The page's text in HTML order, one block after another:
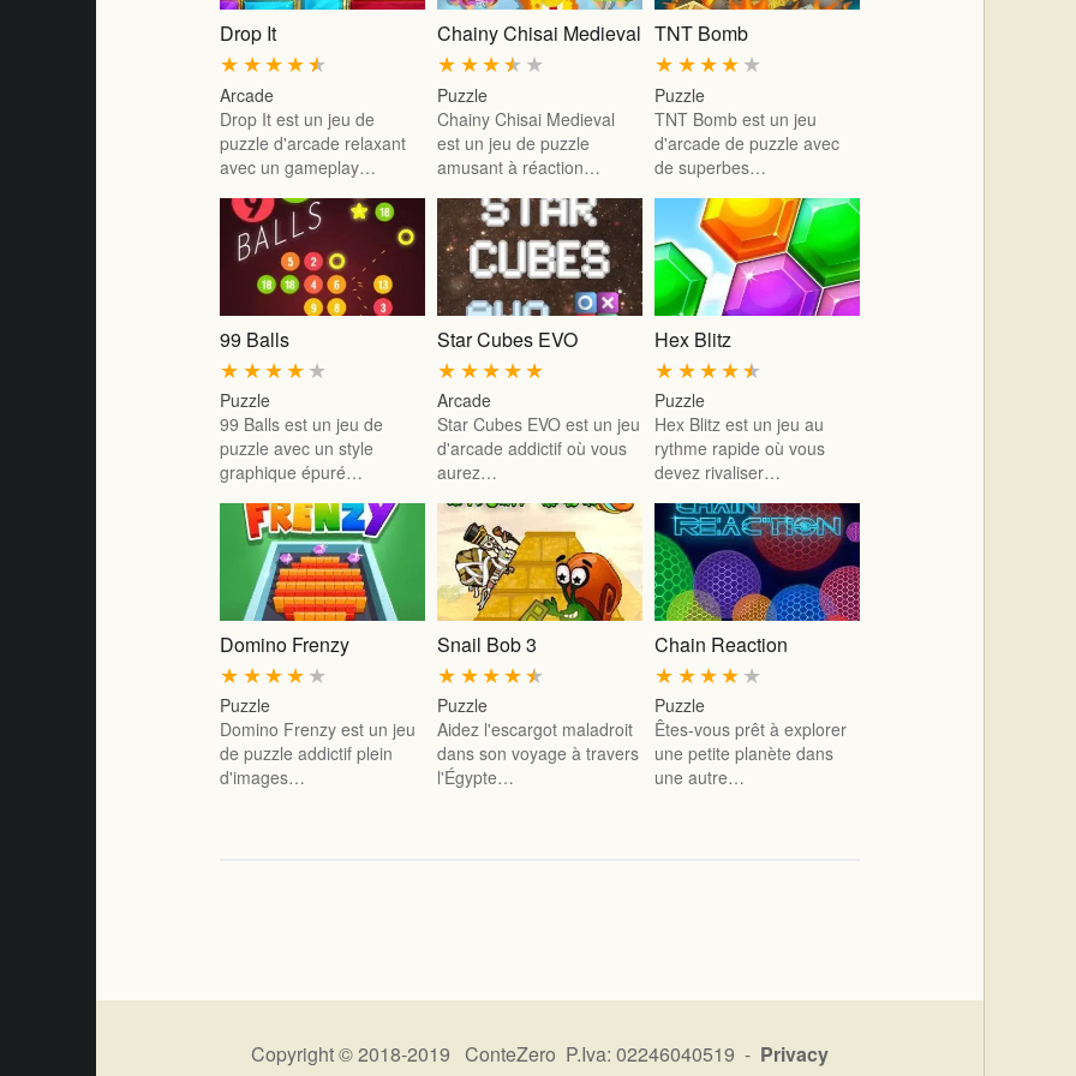
Drop It
★
★
★
★
★
Arcade
Drop It est un jeu de
puzzle d'arcade relaxant
avec un gameplay…
Chainy Chisai Medieval
★
★
★
★
★
Puzzle
Chainy Chisai Medieval
est un jeu de puzzle
amusant à réaction…
TNT Bomb
★
★
★
★
★
Puzzle
TNT Bomb est un jeu
d'arcade de puzzle avec
de superbes…
99 Balls
★
★
★
★
★
Puzzle
99 Balls est un jeu de
puzzle avec un style
graphique épuré…
Star Cubes EVO
★
★
★
★
★
Arcade
Star Cubes EVO est un jeu
d'arcade addictif où vous
aurez…
Hex Blitz
★
★
★
★
★
Puzzle
Hex Blitz est un jeu au
rythme rapide où vous
devez rivaliser…
Domino Frenzy
★
★
★
★
★
Puzzle
Domino Frenzy est un jeu
de puzzle addictif plein
d'images…
Snail Bob 3
★
★
★
★
★
Puzzle
Aidez l'escargot maladroit
dans son voyage à travers
l'Égypte…
Chain Reaction
★
★
★
★
★
Puzzle
Êtes-vous prêt à explorer
une petite planète dans
une autre…
Copyright © 2018-2019 ConteZero P.Iva: 02246040519 - Privacy